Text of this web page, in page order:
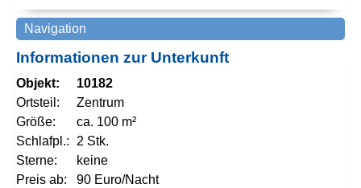
Informationen zur Unterkunft
Objekt:
10182
Ortsteil:
Zentrum
Größe:
ca. 100 m²
Schlafpl.:
2 Stk.
Sterne:
keine
Preis ab:
90 Euro/Nacht